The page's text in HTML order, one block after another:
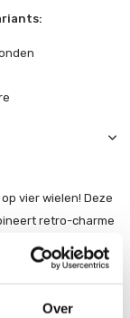
Over
vier wielen! Deze
retro-charme
en die
dit is geen